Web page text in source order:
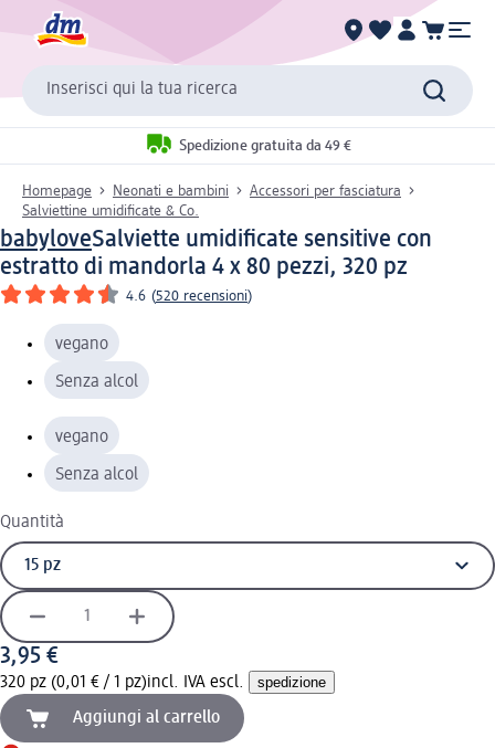
Inserisci qui la tua ricerca
Spedizione gratuita da 49 €
Homepage Neonati e bambini
Accessori per fasciatura
Salviettine umidificate & Co.
babyloveSalviette umidificate sensitive con
estratto di mandorla 4 x 80 pezzi, 320 pz
4.6 (520 recensioni)
vegano
Senza alcol
vegano
Senza alcol
Quantità
3,95 €
320 pz (0,01 € / 1 pz)incl. IVA escl. spedizione
Aggiungi al carrello